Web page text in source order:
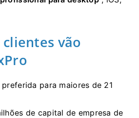
vão
para maiores de 21
de capital de empresa de